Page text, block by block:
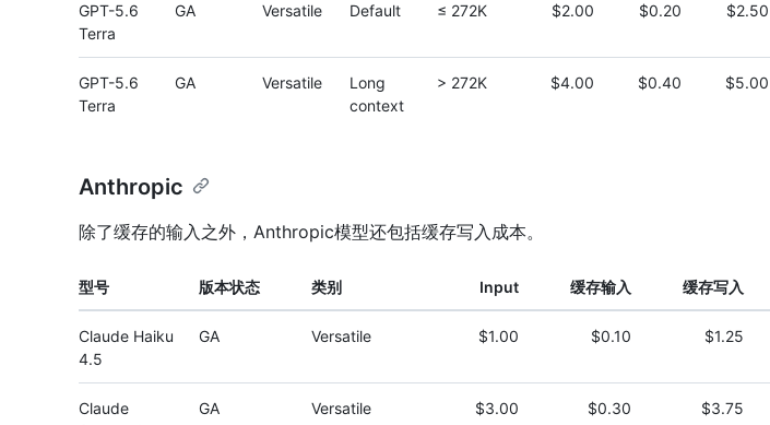
GPT-5.6
Terra
GA Versatile Default ≤ 272K $2.00 $0.20 $2.50
GPT-5.6
Terra
GA Versatile
Long
context
> 272K $4.00 $0.40 $5.00
Anthropic
除了缓存的输入之外，Anthropic模型还包括缓存写入成本。
型号 版本状态 类别 Input 缓存输入 缓存写入
Claude Haiku
4.5
GA Versatile $1.00 $0.10 $1.25
Claude
GA Versatile $3.00 $0.30 $3.75